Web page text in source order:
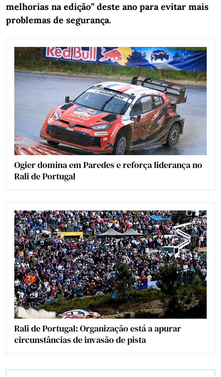
melhorias na edição” deste ano para evitar mais
problemas de segurança.
Ogier domina em Paredes e reforça liderança no
Rali de Portugal
Rali de Portugal: Organização está a apurar
circunstâncias de invasão de pista